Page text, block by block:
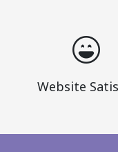
Website